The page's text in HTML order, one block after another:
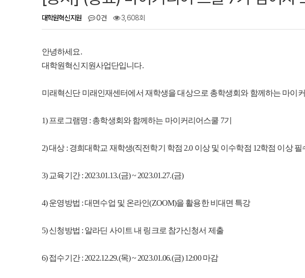
대학원혁신지원 0건 3,608회
안녕하세요.
대학원혁신지원사업단입니다.
미래혁신단 미래인재센터에서 재학생을 대상으로 총학생회와 함께하는 마이
1) 프로그램명 : 총학생회와 함께하는 마이커리어스쿨 7기
2) 대상 : 경희대학교 재학생(직전학기 학점 2.0 이상 및 이수학점 12학점 이상 필
3) 교육기간 : 2023.01.13.(금) ~ 2023.01.27.(금)
4) 운영방법 : 대면수업 및 온라인(ZOOM)을 활용한 비대면 특강
5) 신청방법 : 알라딘 사이트 내 링크로 참가신청서 제출
6) 접수기간 : 2022.12.29.(목) ~ 2023.01.06.(금) 12:00 마감